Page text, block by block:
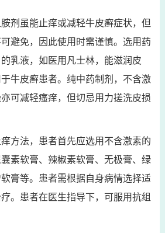
剂虽能止痒或减轻牛皮癣症状，但
避免，因此使用时需谨慎。选用药
乳液，如医用凡士林，能滋润皮
牛皮癣患者。纯中药制剂，不含激
可减轻瘙痒，但切忌用力搓洗皮损
方法，患者首先应选用不含激素的
素软膏、辣椒素软膏、无极膏、绿
膏等。患者需根据自身病情选择适
。患者在医生指导下，可服用抗组